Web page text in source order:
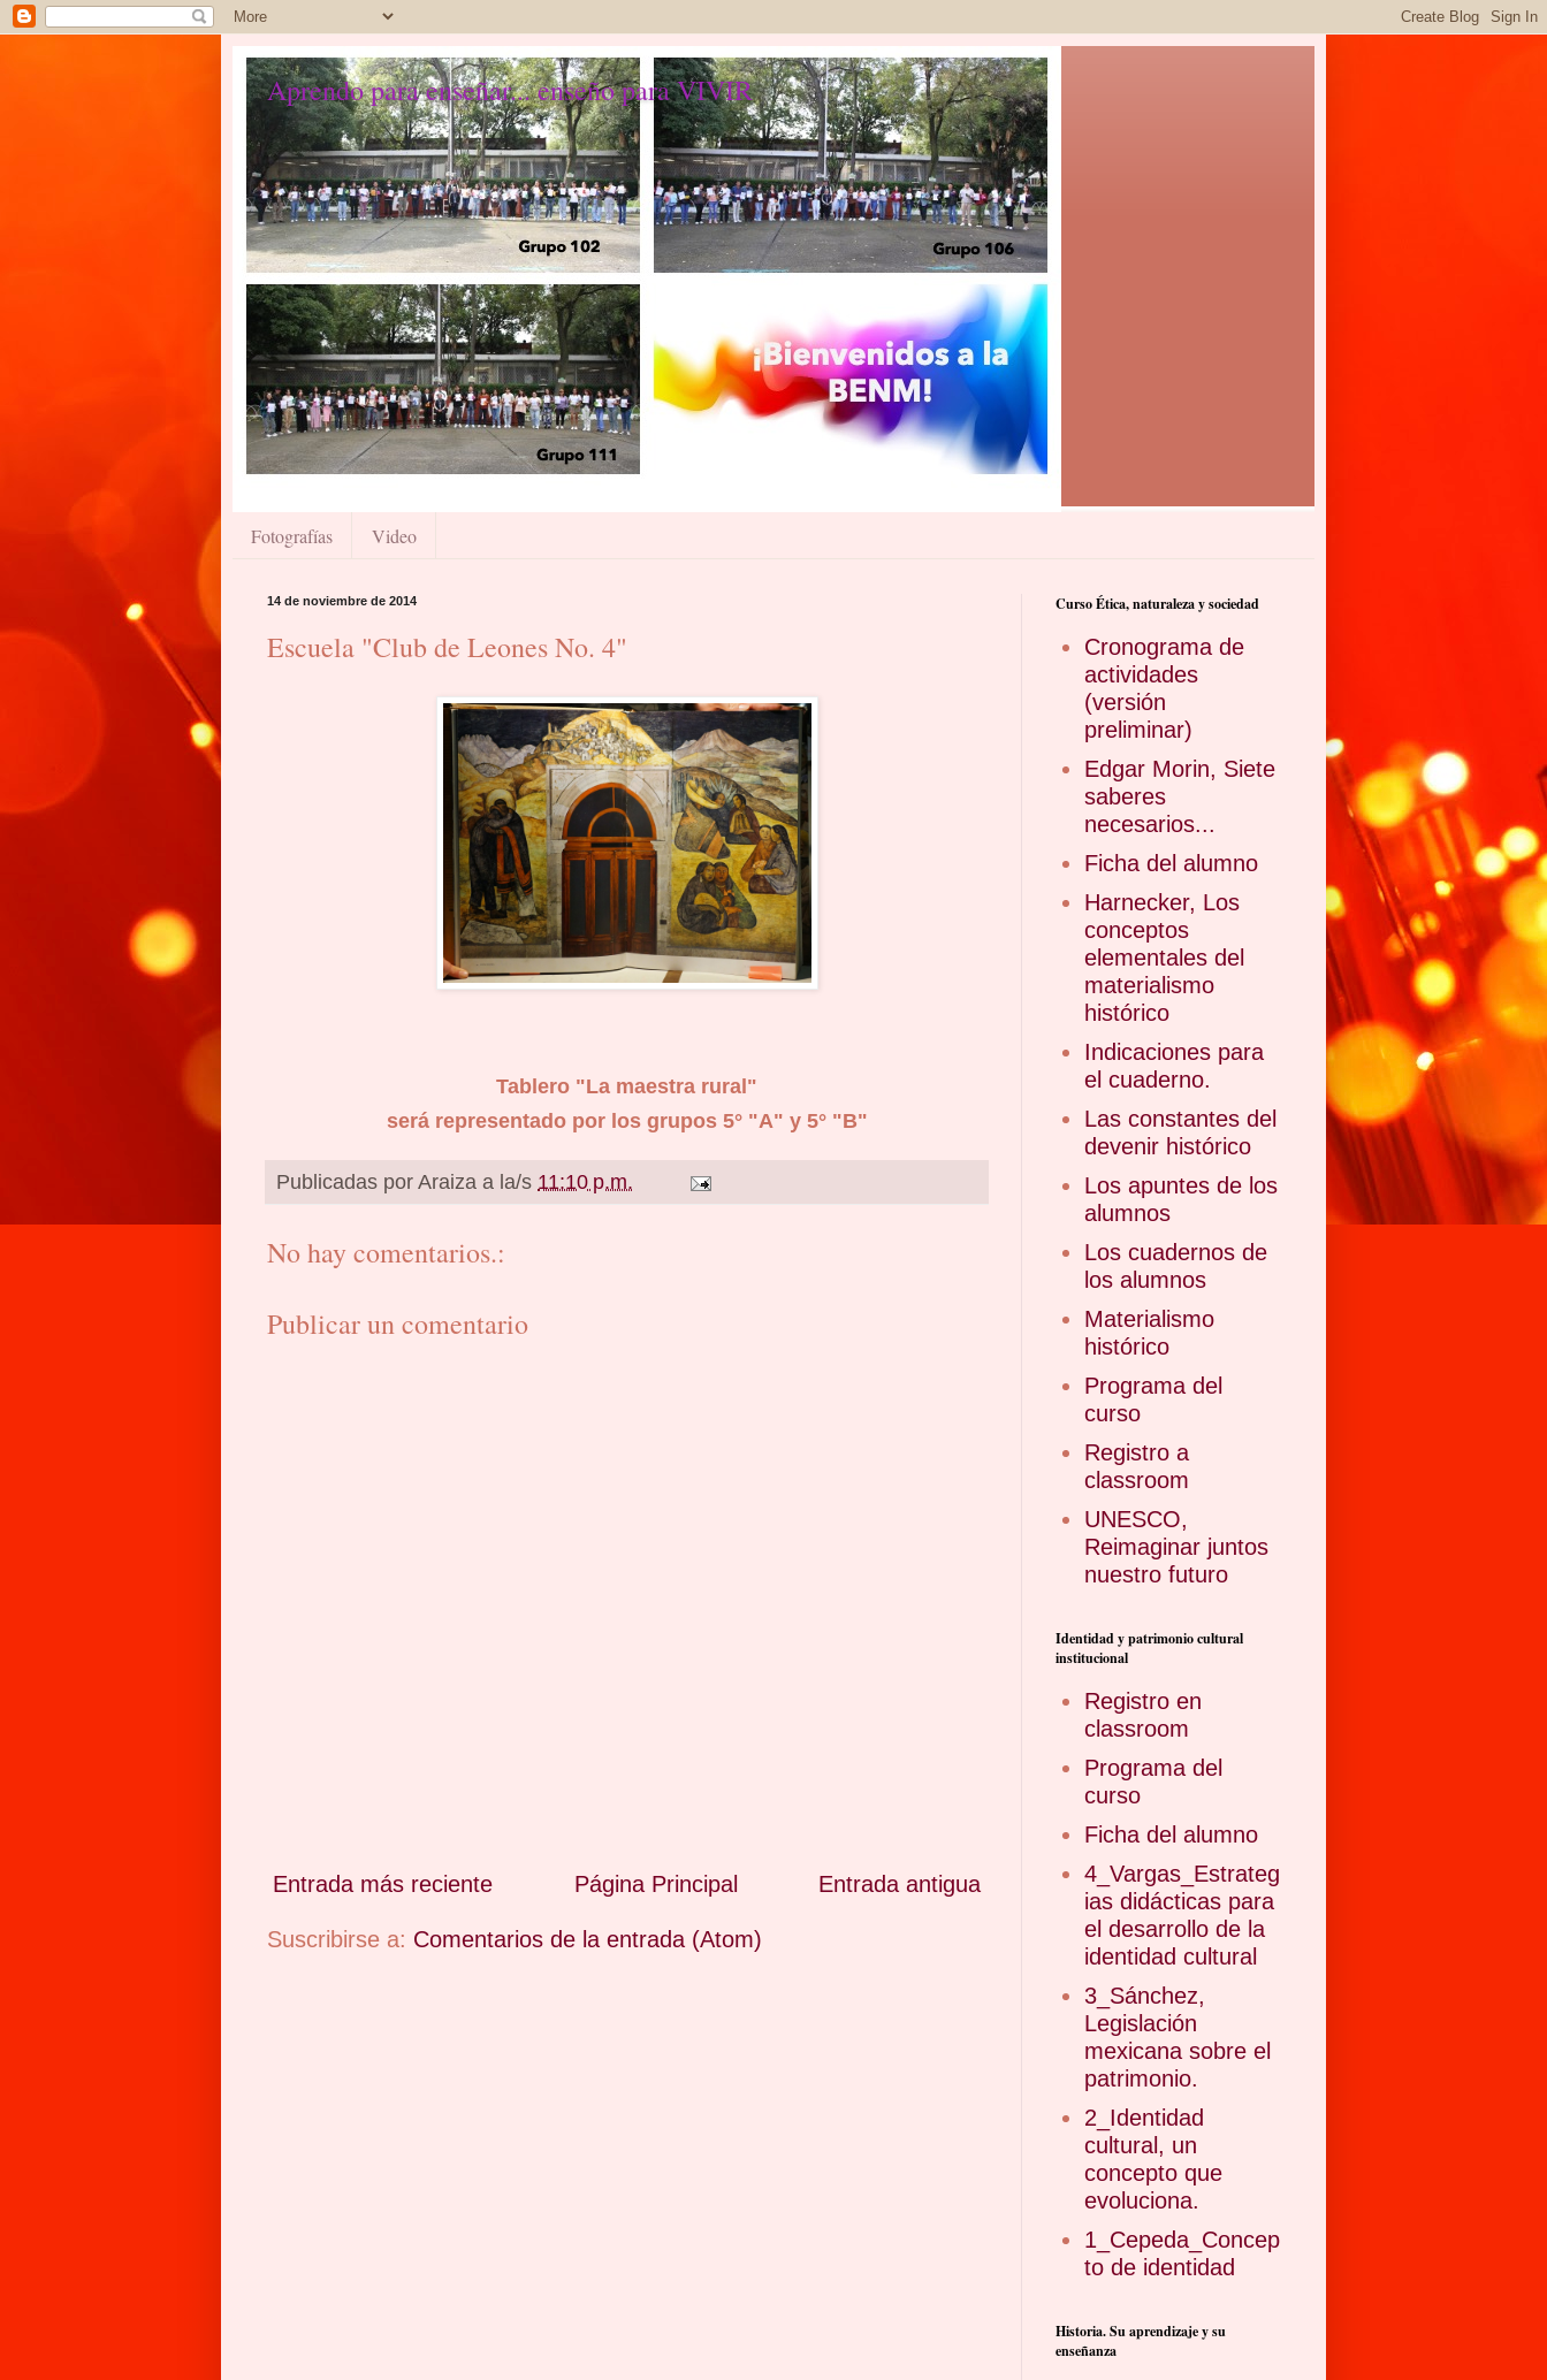
Aprendo para enseñar... enseño para VIVIR
Fotografías Video
14 de noviembre de 2014
Escuela "Club de Leones No. 4"
Tablero "La maestra rural"
será representado por los grupos 5° "A" y 5° "B"
Publicadas por Araiza a la/s 11:10 p.m.
No hay comentarios.:
Publicar un comentario
Entrada más reciente Entrada antigua
Página Principal
Suscribirse a: Comentarios de la entrada (Atom)
Curso Ética, naturaleza y sociedad
Cronograma de
actividades
(versión
preliminar)
Edgar Morin, Siete
saberes
necesarios...
Ficha del alumno
Harnecker, Los
conceptos
elementales del
materialismo
histórico
Indicaciones para
el cuaderno.
Las constantes del
devenir histórico
Los apuntes de los
alumnos
Los cuadernos de
los alumnos
Materialismo
histórico
Programa del
curso
Registro a
classroom
UNESCO,
Reimaginar juntos
nuestro futuro
Identidad y patrimonio cultural
institucional
Registro en
classroom
Programa del
curso
Ficha del alumno
4_Vargas_Estrateg
ias didácticas para
el desarrollo de la
identidad cultural
3_Sánchez,
Legislación
mexicana sobre el
patrimonio.
2_Identidad
cultural, un
concepto que
evoluciona.
1_Cepeda_Concep
to de identidad
Historia. Su aprendizaje y su
enseñanza